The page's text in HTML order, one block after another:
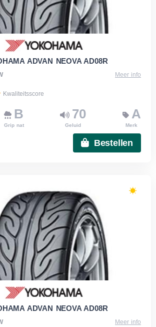
ADVAN NEOVA AD08R
Meer info
Kwaliteitsscore
B
Grip nat
70
Geluid
A
Merk
Bestellen
ADVAN NEOVA AD08R
Meer info